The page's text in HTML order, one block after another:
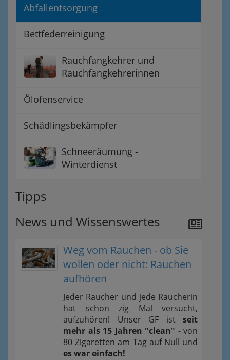
Abfallentsorgung
Bettfederreinigung
Rauchfangkehrer und
Rauchfangkehrerinnen
Ölofenservice
Schädlingsbekämpfer
Schneeräumung -
Winterdienst
Tipps
News und Wissenswertes
Weg vom Rauchen - ob Sie
wollen oder nicht: Rauchen
aufhören
Jeder Raucher und jede Raucherin
hat schon zig Mal versucht,
aufzuhören! Unser GF ist seit
mehr als 15 Jahren "clean" - von
80 Zigaretten am Tag auf Null und
es war einfach!